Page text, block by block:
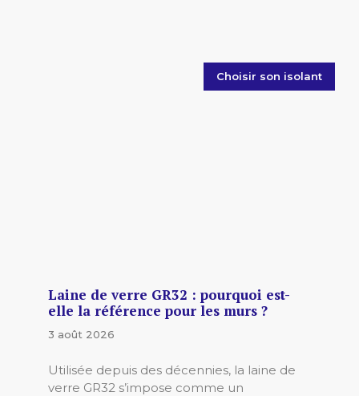
Choisir son isolant
Laine de verre GR32 : pourquoi est-
elle la référence pour les murs ?
3 août 2026
Utilisée depuis des décennies, la laine de
verre GR32 s’impose comme un